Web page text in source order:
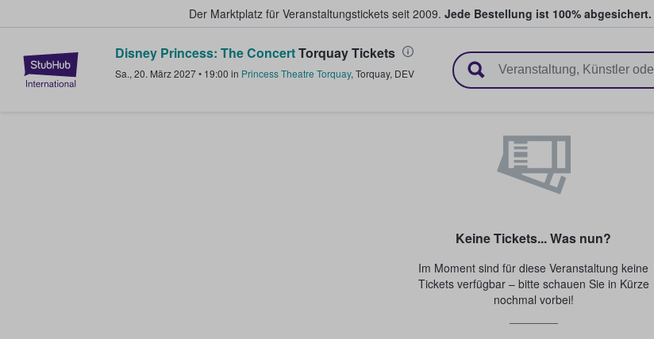
Der Marktplatz für Veranstaltungstickets seit 2009. Jede Bestellung ist 100% abgesichert.
StubHub - Wo Fans Tickets kaufen & verkaufen
Disney Princess: The ConcertTorquay Tickets
Sa., 20. März 2027• 19:00 in Princess Theatre Torquay, Torquay, DEV
Keine Tickets... Was nun?
Im Moment sind für diese Veranstaltung keine
Tickets verfügbar – bitte schauen Sie in Kürze
nochmal vorbei!